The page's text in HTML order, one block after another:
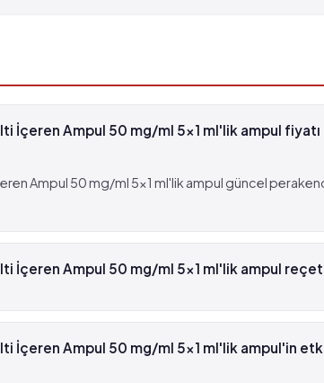
İçeren Ampul 50 mg/ml 5x1 ml'lik ampul fiyatı
Ampul 50 mg/ml 5x1 ml'lik ampul güncel
İçeren Ampul 50 mg/ml 5x1 ml'lik ampul
İçeren Ampul 50 mg/ml 5x1 ml'lik ampul beyaz
İçeren Ampul 50 mg/ml 5x1 ml'lik ampul'in